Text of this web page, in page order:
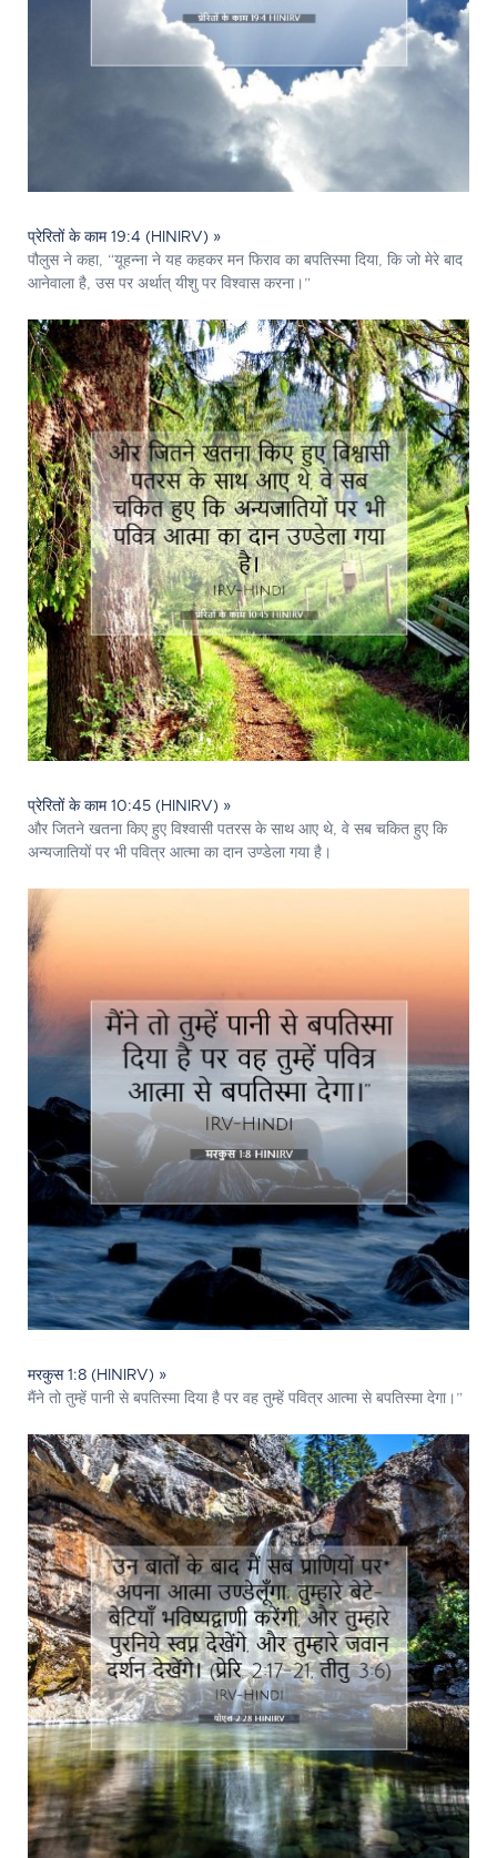
प्रेरितों के काम 19:4 (HINIRV) »
पौलुस ने कहा, “यूहन्ना ने यह कहकर मन फिराव का बपतिस्मा दिया, कि जो मेरे बाद
आनेवाला है, उस पर अर्थात् यीशु पर विश्वास करना।”
प्रेरितों के काम 10:45 (HINIRV) »
और जितने खतना किए हुए विश्वासी पतरस के साथ आए थे, वे सब चकित हुए कि
अन्यजातियों पर भी पवित्र आत्मा का दान उण्डेला गया है।
मरकुस 1:8 (HINIRV) »
मैंने तो तुम्हें पानी से बपतिस्मा दिया है पर वह तुम्हें पवित्र आत्मा से बपतिस्मा देगा।”